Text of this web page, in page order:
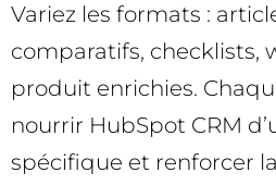
Variez les formats :
comparatifs, checklists,
produit enrichies.
nourrir HubSpot CRM
spécifique et renforcer